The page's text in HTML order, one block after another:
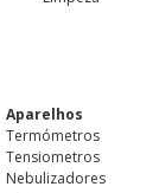
Aparelhos
Termómetros
Tensiometros
Nebulizadores